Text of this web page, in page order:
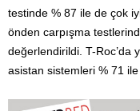
testinde % 87 ile de çok
önden carpışma
değerlendirildi. T-Roc’da
asistan sistemleri % 71